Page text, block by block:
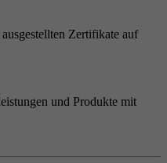
Zertifikate auf
und Produkte mit